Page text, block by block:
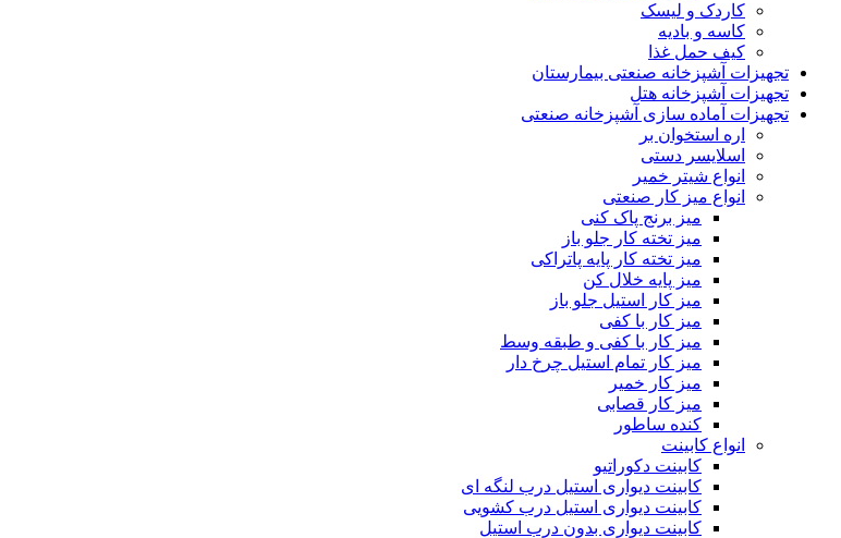
کاردک و لیسک
کاسه و بادیه
کیف حمل غذا
تجهیزات آشپزخانه صنعتی بیمارستان
تجهیزات آشپزخانه هتل
تجهیزات آماده سازی آشپزخانه صنعتی
اره استخوان بر
اسلایسر دستی
انواع شیتر خمیر
انواع میز کار صنعتی
میز برنج پاک کنی
میز تخته کار جلو باز
میز تخته کار پایه پاتراکی
میز پایه خلال کن
میز کار استیل جلو باز
میز کار با کفی
میز کار با کفی و طبقه وسط
میز کار تمام استیل چرخ دار
میز کار خمیر
میز کار قصابی
کنده ساطور
انواع کابینت
کابینت دکوراتیو
کابینت دیواری استیل درب لنگه ای
کابینت دیواری استیل درب کشویی
کابینت دیواری بدون درب استیل